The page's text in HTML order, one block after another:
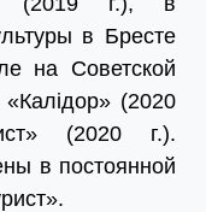
в Бресте
на Советской
(2020
(2020 г.).
в постоянной